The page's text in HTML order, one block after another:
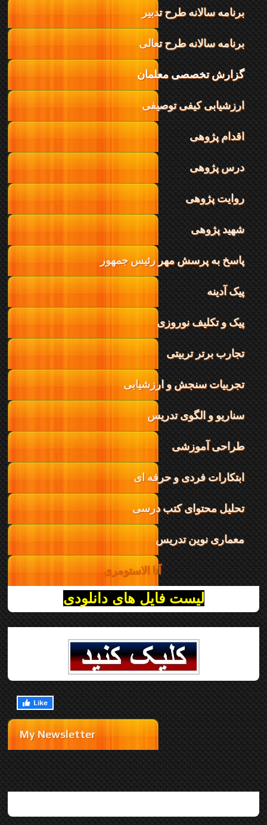
برنامه سالانه طرح تدبیر
برنامه سالانه طرح تعالی
گزارش تخصصی معلمان
ارزشیابی کیفی توصیفی
اقدام پژوهی
درس پژوهی
روایت پژوهی
شهید پژوهی
پاسخ به پرسش مهر رئیس جمهور
پیک آدینه
پیک و تکلیف نوروزی
تجارب برتر تربیتی
تجربیات سنجش و ارزشیابی
سناریو و الگوی تدریس
طراحی آموزشی
ابتکارات فردی و حرفه ای
تحلیل محتوای کتب درسی
معماری نوین تدریس
آتا الاستومری
لیست فایل های دانلودی
My Newsletter